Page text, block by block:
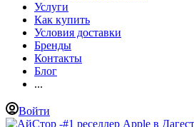
Услуги
Как купить
Условия доставки
Бренды
Контакты
Блог
...
Войти